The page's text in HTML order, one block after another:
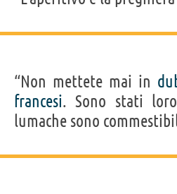
“Non mettete mai in
francesi. Sono stati
lumache sono